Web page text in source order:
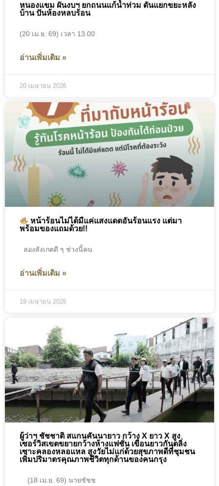
หนองแขม ผันงบฯ ยกถนนแก้น้ำท่วม ดันแยกขยะหลัง
บ้าน ปันห้องหลบร้อน
(20 เม.ย. 69) เวลา 13.00
อ่านเพิ่มเติม »
20 เมษายน 2026
หน้าร้อนไม่ได้มีแค่แสงแดดอันร้อนแรง แต่มา
พร้อมของแถมด้วย!!
ลองสังเกตดี ๆ ช่วงนี้คน
อ่านเพิ่มเติม »
19 เมษายน 2026
ผู้ว่าฯ ชัชชาติ สแกนคันนายาว กว้าง X ยาว X สูง
เซอร์วิสเขตขยายกว้างห้างแฟชั่น เขื่อนยาวกันตลิ่ง
เซาะคลองหลอแหล สูงวัยไม่แก่ด้วยสุขภาพดีที่ชุมชน
เพิ่มปริมาตรคุณภาพชีวิตทุกด้านของคนกรุง
(18 เม.ย. 69) นายชัชช